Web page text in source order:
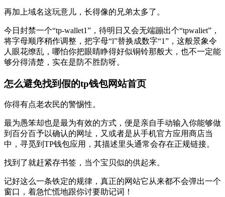
再加上域名这玩意儿，长得像的兄弟太多了。
今日封禁一个“tp-wallet1”，待明日又会无端蹦出个“tpwaliet”，
将字母顺序稍作调整，把字母“l”替换成数字“1”，这般景象令
人眼花缭乱，哪怕你把眼睛睁得好似铜铃那般大，也不一定能
够分得清楚，实在是防不胜防呀。
怎么避免找到假的tp钱包网站首页
你得有点老农民的警惕性。
最为愚笨却也是最为有效的方式，便是亲自手动输入你能够做
到百分百予以确认的网址，又或者是从手机官方应用商店当
中，寻觅到TP钱包应用，其描述里头通常会存在正规链接。
找到了就赶紧存书签，当个宝贝似的供起来。
记好这么一条铁定的规律，真正的网站它从来都不会弹出一个
窗口，着急忙慌地跟你讨要助记词！